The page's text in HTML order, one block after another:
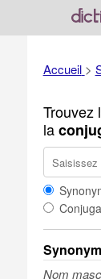
Accueil >
Trouvez
la
Nom